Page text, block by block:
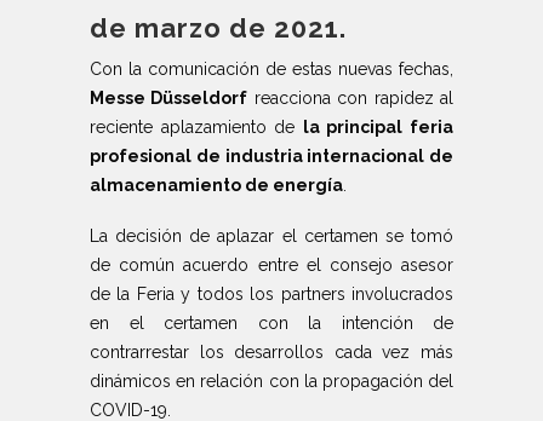
de marzo de 2021.
Con la comunicación de estas nuevas fechas,
Messe Düsseldorf reacciona con rapidez al
reciente aplazamiento de
la principal feria
profesional de industria internacional de
almacenamiento de energía
La decisión de aplazar el certamen se tomó
de común acuerdo entre el consejo asesor
de la Feria y todos los partners involucrados
en el certamen con la intención de
contrarrestar los desarrollos cada vez más
dinámicos en relación con la propagación del
COVID-19.